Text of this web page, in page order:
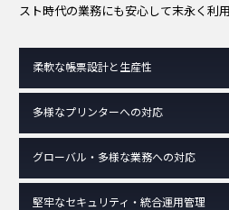
スト時代の業務にも安心して末永く利
柔軟な帳票設計と生産性
多様なプリンターへの対応
グローバル・多様な業務への対応
堅牢なセキュリティ・統合運用管理